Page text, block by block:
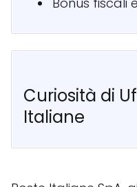
Curiosità di
Italiane